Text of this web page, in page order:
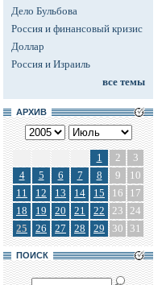
Дело Бульбова
Россия и финансовый кризис
Доллар
Россия и Израиль
все темы
АРХИВ
1 2
3
4
5 6 7 8 9
10
11
12 13 14 15 16
17
18
19 20 21 22 23 24
25
26 27 28 29 30 31
ПОИСК